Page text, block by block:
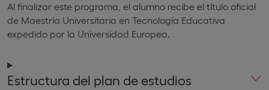
Al finalizar este programa, el alumno recibe el título oficial
de Maestría Universitaria en Tecnología Educativa
expedido por la Universidad Europea.
Estructura del plan de estudios